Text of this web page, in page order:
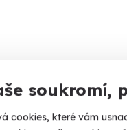
soukromí,
cookies, které vám